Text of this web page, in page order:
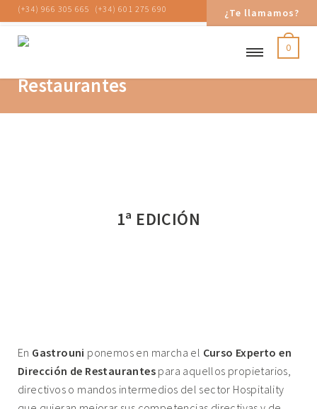
(+34) 966 305 665 (+34) 601 275 690 ¿Te llamamos?
0
Restaurantes
1ª EDICIÓN
En Gastrouni ponemos en marcha el Curso Experto en
Dirección de Restaurantes para aquellos propietarios,
directivos o mandos intermedios del sector Hospitality